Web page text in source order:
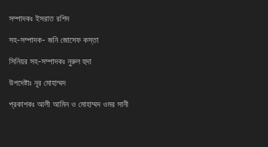
সম্পাদকঃ ইসরাত রশিদ
সহ-সম্পাদক- জনি জোসেফ কস্তা
সিনিয়র সহ-সম্পাদকঃ নুরুল হুদা
উপদেষ্টাঃ নূর মোহাম্মদ
প্রকাশকঃ আলী আমিন ও মোহাম্মদ ওমর সানী